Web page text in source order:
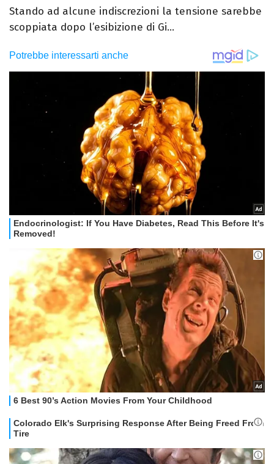
Stando ad alcune indiscrezioni la tensione sarebbe
scoppiata dopo l’esibizione di Gi...